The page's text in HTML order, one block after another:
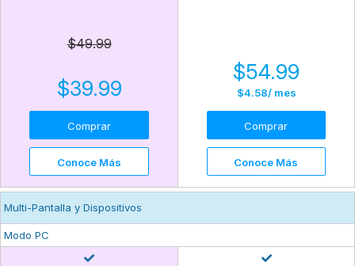
$49.99
$39.99
Comprar
Conoce Más
$54.99
$4.58/ mes
Comprar
Conoce Más
Multi-Pantalla y Dispositivos
Modo PC